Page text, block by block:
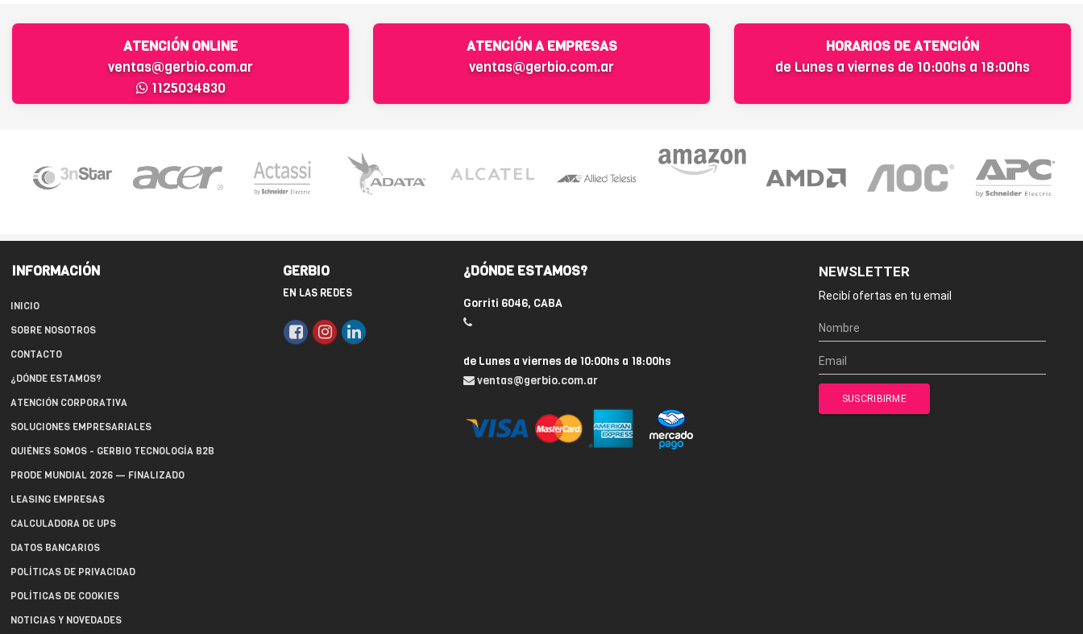
ATENCIÓN ONLINE
ventas@gerbio.com.ar
1125034830
ATENCIÓN A EMPRESAS
ventas@gerbio.com.ar
HORARIOS DE ATENCIÓN
de Lunes a viernes de 10:00hs a 18:00hs
INFORMACIÓN
INICIO
SOBRE NOSOTROS
CONTACTO
¿DÓNDE ESTAMOS?
ATENCIÓN CORPORATIVA
SOLUCIONES EMPRESARIALES
QUIÉNES SOMOS - GERBIO TECNOLOGÍA B2B
PRODE MUNDIAL 2026 — FINALIZADO
LEASING EMPRESAS
CALCULADORA DE UPS
DATOS BANCARIOS
POLÍTICAS DE PRIVACIDAD
POLÍTICAS DE COOKIES
NOTICIAS Y NOVEDADES
GERBIO
EN LAS REDES
¿DÓNDE ESTAMOS?
Gorriti 6046, CABA
de Lunes a viernes de 10:00hs a 18:00hs
ventas@gerbio.com.ar
NEWSLETTER
Recibí ofertas en tu email